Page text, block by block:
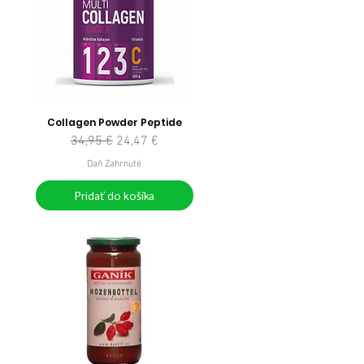
Collagen Powder Peptide
Normálna cena
34,95 € Zľavnená cena
24,47 €
Daň Zahrnuté
Pridať do košíka